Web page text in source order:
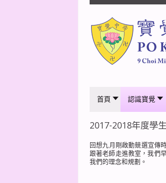
首頁 認識寶覺
2017-2018年度學
回想九月剛啟動競選宣傳
跟著老師走進教室，我們
我們的理念和規劃。